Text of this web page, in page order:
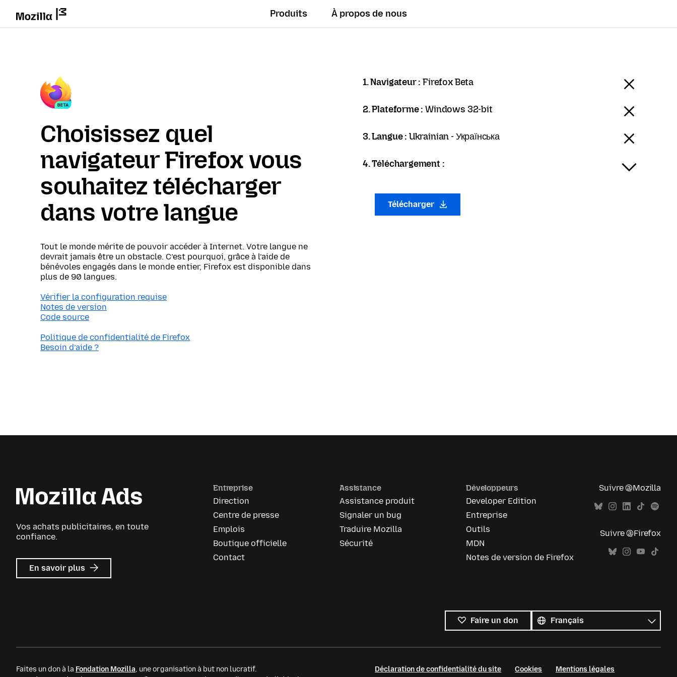
Produits À propos de nous
Choisissez quel
navigateur Firefox vous
souhaitez télécharger
dans votre langue
Tout le monde mérite de pouvoir accéder à Internet. Votre langue ne
devrait jamais être un obstacle. C’est pourquoi, grâce à l’aide de
bénévoles engagés dans le monde entier, Firefox est disponible dans
plus de 90 langues.
Vérifier la configuration requise
Notes de version
Code source
Politique de confidentialité de Firefox
Besoin d’aide ?
1. Navigateur :Firefox Beta
2. Plateforme :Windows 32-bit
3. Langue : Ukrainian - Українська
4. Téléchargement :
Télécharger
Vos achats publicitaires, en toute
confiance.
En savoir plus sur
Mozilla
Entreprise
Direction
Centre de presse
Emplois
Boutique officielle
Contact
Assistance
Assistance produit
Signaler un bug
Traduire Mozilla
Sécurité
Développeurs
Developer Edition
Entreprise
Outils
MDN
Notes de version de Firefox
Suivre @Mozilla
Suivre @Firefox
Faire un don
les
langues
Langue
Faites un don à la Fondation Mozilla, une organisation à but non lucratif.
Déclaration de confidentialité du site Cookies Mentions légales